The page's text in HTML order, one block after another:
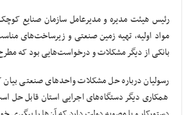
رئیس هیئت مدیره و مدیرعامل سازمان صنایع
مواد اولیه، تهیه زمین صنعتی و زیرساخت‌های
بانکی از دیگر مشکلات و درخواست‌هایی بود که
رسولیان درباره حل مشکلات واحدهای صنعتی
همکاری دیگر دستگاه‌های اجرایی استان قابل حل